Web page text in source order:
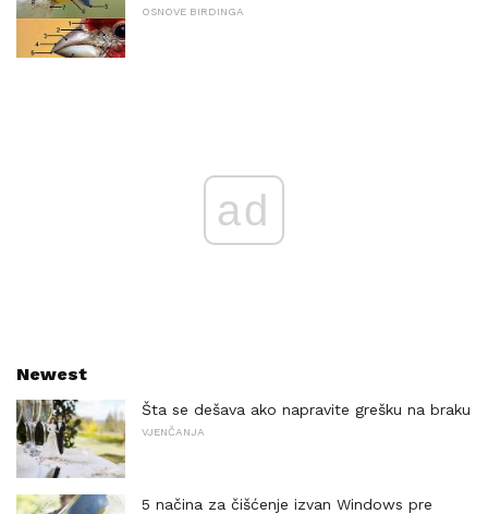
OSNOVE BIRDINGA
ad
Newest
Šta se dešava ako napravite grešku na braku
VJENČANJA
5 načina za čišćenje izvan Windows pre